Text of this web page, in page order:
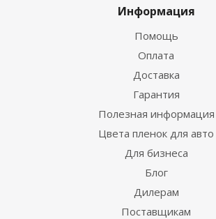
Информация
Помощь
Оплата
Доставка
Гарантия
Полезная информация
Цвета пленок для авто
Для бизнеса
Блог
Дилерам
Поставщикам